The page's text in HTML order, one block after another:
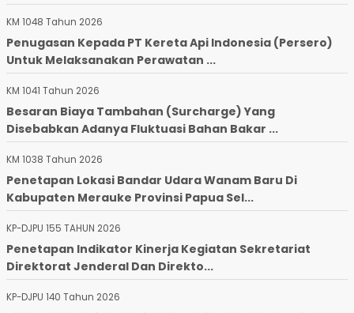
KM 1048 Tahun 2026
Penugasan Kepada PT Kereta Api Indonesia (Persero)
Untuk Melaksanakan Perawatan ...
KM 1041 Tahun 2026
Besaran Biaya Tambahan (Surcharge) Yang
Disebabkan Adanya Fluktuasi Bahan Bakar ...
KM 1038 Tahun 2026
Penetapan Lokasi Bandar Udara Wanam Baru Di
Kabupaten Merauke Provinsi Papua Sel...
KP-DJPU 155 TAHUN 2026
Penetapan Indikator Kinerja Kegiatan Sekretariat
Direktorat Jenderal Dan Direkto...
KP-DJPU 140 Tahun 2026